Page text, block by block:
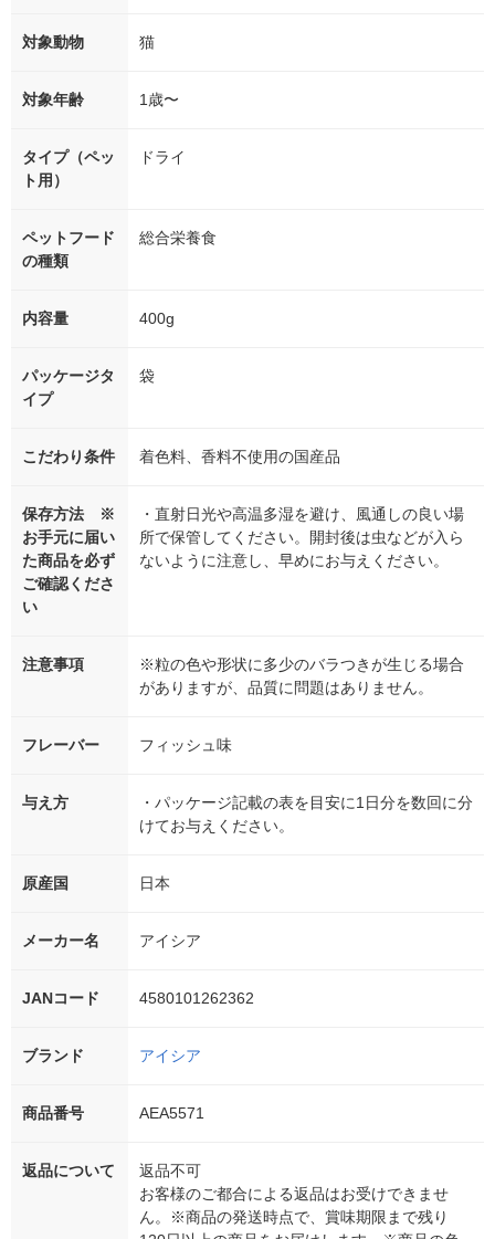
対象動物 猫
対象年齢 1歳〜
タイプ（ペッ
ト用）
ドライ
ペットフード
の種類
総合栄養食
内容量 400g
パッケージタ
イプ
袋
こだわり条件 着色料、香料不使用の国産品
保存方法 ※
お手元に届い
た商品を必ず
ご確認くださ
い
・直射日光や高温多湿を避け、風通しの良い場
所で保管してください。開封後は虫などが入ら
ないように注意し、早めにお与えください。
注意事項
※粒の色や形状に多少のバラつきが生じる場合
がありますが、品質に問題はありません。
フレーバー フィッシュ味
与え方
・パッケージ記載の表を目安に1日分を数回に分
けてお与えください。
原産国 日本
メーカー名 アイシア
JANコード 4580101262362
ブランド アイシア
商品番号 AEA5571
返品について
返品不可
お客様のご都合による返品はお受けできませ
ん。※商品の発送時点で、賞味期限まで残り